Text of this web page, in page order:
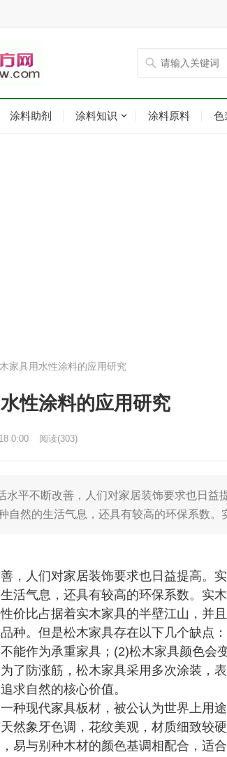
涂料助剂 涂料知识 涂料原料 色
家具用水性涂料的应用研究
性涂料的应用研究
0:00 阅读(303)
平不断改善，人们对家居装饰要求也日益
自然的生活气息，还具有较高的环保系数
，人们对家居装饰要求也日益提高。
活气息，还具有较高的环保系数。实
价比占据着实木家具的半壁江山，并
种。但是松木家具存在以下几个缺点
能作为承重家具；(2)松木家具颜色会
了防涨筋，松木家具采用多次涂装，
求自然的核心价值。
种现代家具板材，被公认为世界上用
然象牙色调，花纹美观，材质细致较
易与别种木材的颜色基调相配合，适